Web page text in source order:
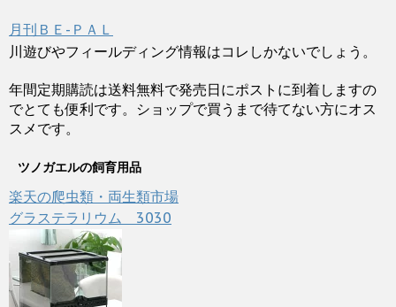
月刊ＢＥ-ＰＡＬ
川遊びやフィールディング情報はコレしかないでしょう。
年間定期購読は送料無料で発売日にポストに到着しますの
でとても便利です。ショップで買うまで待てない方にオス
スメです。
ツノガエルの飼育用品
楽天の爬虫類・両生類市場
グラステラリウム 3030